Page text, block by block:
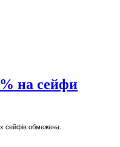
на сейфи
сейфів обмежена.